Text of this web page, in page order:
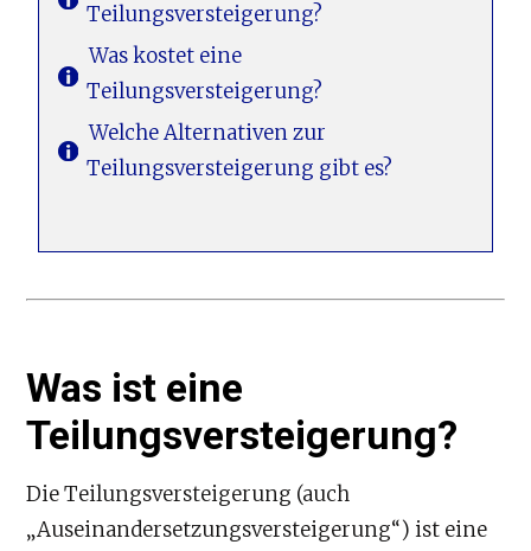
Teilungsversteigerung?
Was kostet eine
Teilungsversteigerung?
Welche Alternativen zur
Teilungsversteigerung gibt es?
Was ist eine
Teilungsversteigerung?
Die Teilungsversteigerung (auch
„Auseinandersetzungsversteigerung“) ist eine